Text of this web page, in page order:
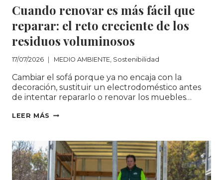
Cuando renovar es más fácil que
reparar: el reto creciente de los
residuos voluminosos
17/07/2026 MEDIO AMBIENTE, Sostenibilidad
Cambiar el sofá porque ya no encaja con la
decoración, sustituir un electrodoméstico antes
de intentar repararlo o renovar los muebles…
LEER MÁS CUANDO
MÁS
FÁCIL
QUE
REPARAR: